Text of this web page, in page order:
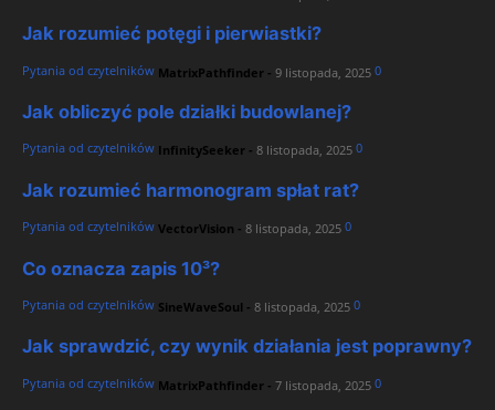
Jak rozumieć potęgi i pierwiastki?
Pytania od czytelników MatrixPathfinder - 9 listopada, 2025 0
Jak obliczyć pole działki budowlanej?
Pytania od czytelników InfinitySeeker - 8 listopada, 2025 0
Jak rozumieć harmonogram spłat rat?
Pytania od czytelników VectorVision - 8 listopada, 2025 0
Co oznacza zapis 10³?
Pytania od czytelników SineWaveSoul - 8 listopada, 2025 0
Jak sprawdzić, czy wynik działania jest poprawny?
Pytania od czytelników MatrixPathfinder - 7 listopada, 2025 0